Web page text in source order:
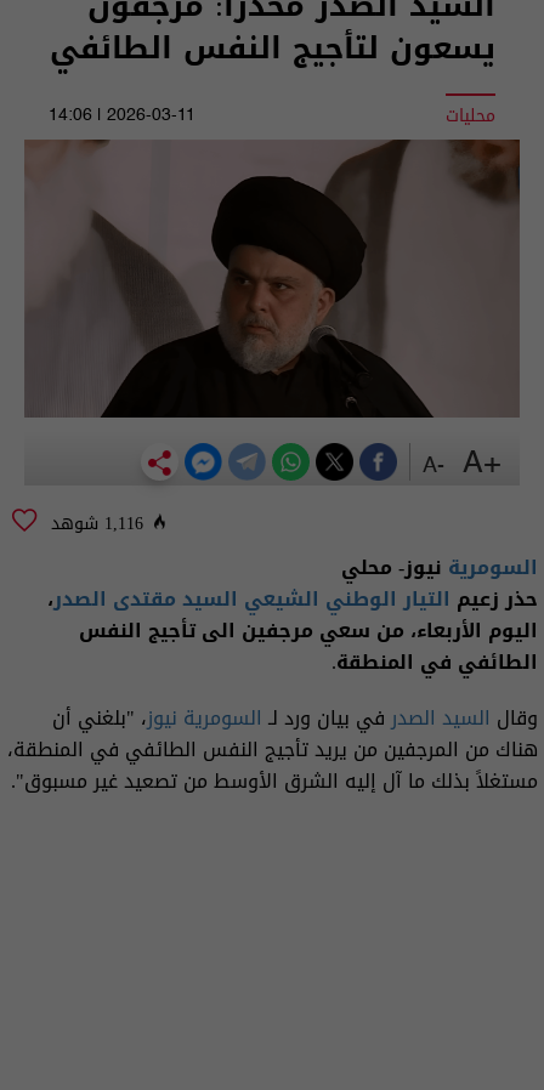
يسعون لتأجيج النفس الطائفي
محليات 2026-03-11 | 14:06
1,116 شوهد
السومرية نيوز- محلي
حذر زعيم التيار الوطني الشيعي السيد مقتدى الصدر،
اليوم الأربعاء، من سعي مرجفين الى تأجيج النفس
الطائفي في المنطقة.
وقال السيد الصدرفي بيان ورد لـ السومرية نيوز، "بلغني أن
هناك من المرجفين من يريد تأجيج النفس الطائفي في المنطقة،
مستغلاً بذلك ما آل إليه الشرق الأوسط من تصعيد غير مسبوق".
+A
-A